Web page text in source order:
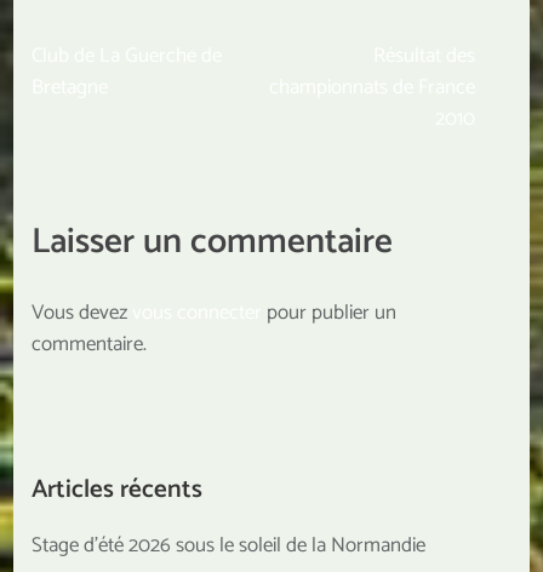
Laisser un commentaire
Vous devez
pour publier un
commentaire.
Articles récents
Stage d’été 2026 sous le soleil de la Normandie